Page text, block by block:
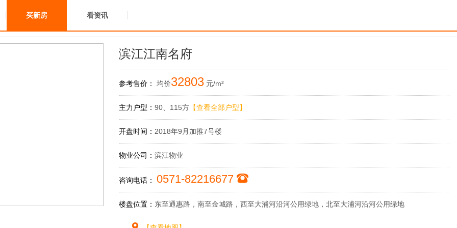
买新房 看资讯
滨江江南名府
参考售价： 均价32803 元/m²
主力户型： 90、115方 【查看全部户型】
开盘时间： 2018年9月加推7号楼
物业公司： 滨江物业
咨询电话： 0571-82216677
楼盘位置： 东至通惠路，南至金城路，西至大浦河沿河公用绿地，北至大浦河沿河公用绿地